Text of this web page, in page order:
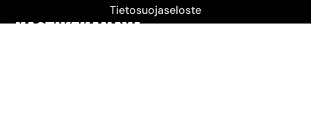
Tietosuojaseloste
KASTIKEKANAVA